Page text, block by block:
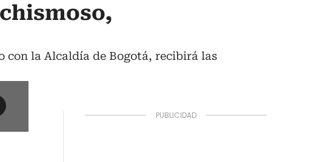
con la Alcaldía de Bogotá, recibirá las